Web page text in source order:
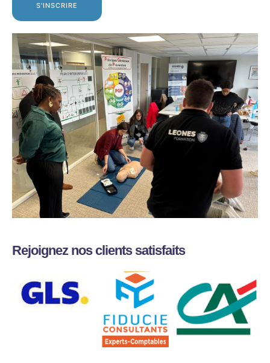
S'INSCRIRE
Rejoignez nos clients satisfaits